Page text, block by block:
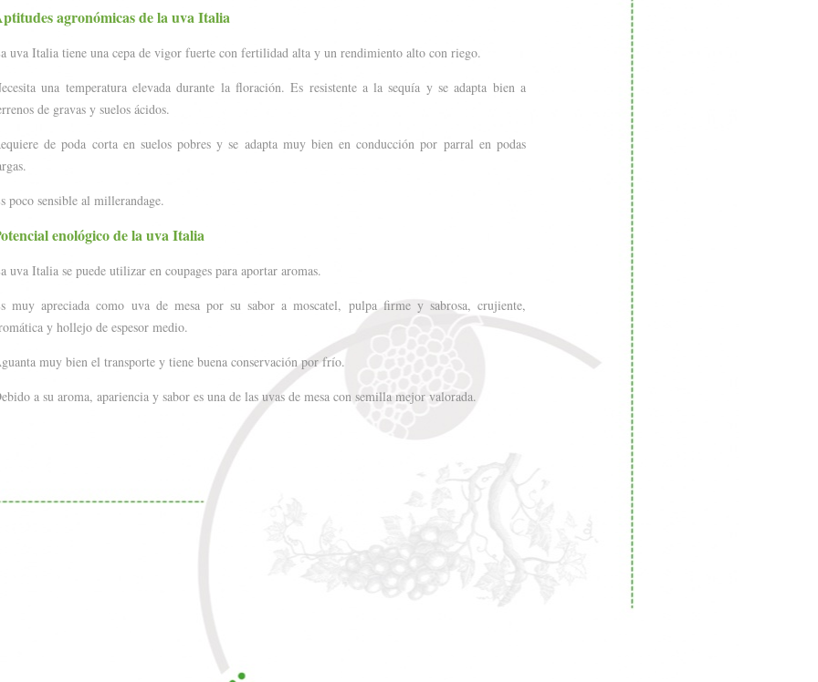
agronómicas de la uva Italia
uva Italia tiene una cepa de vigor fuerte con fertilidad alta y un rendimiento alto con riego.
una temperatura elevada durante la floración. Es resistente a la sequía y se adapta bien a
de gravas y suelos ácidos.
de poda corta en suelos pobres y se adapta muy bien en conducción por parral en podas
poco sensible al millerandage.
enológico de la uva Italia
uva Italia se puede utilizar en coupages para aportar aromas.
muy apreciada como uva de mesa por su sabor a moscatel, pulpa firme y sabrosa, crujiente,
y hollejo de espesor medio.
muy bien el transporte y tiene buena conservación por frío.
a su aroma, apariencia y sabor es una de las uvas de mesa con semilla mejor valorada.